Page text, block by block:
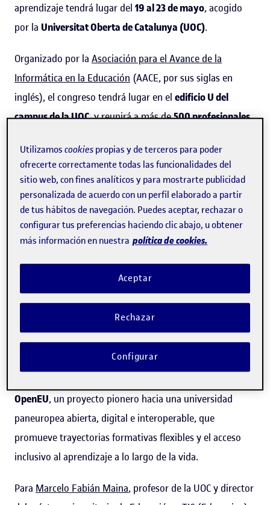
aprendizaje tendrá lugar del 19 al 23 de mayo, acogido
por la Universitat Oberta de Catalunya (UOC).
Organizado por la Asociación para el Avance de la
Informática en la Educación (AACE, por sus siglas en
inglés), el congreso tendrá lugar en el edificio U del
campus de la UOC, y reunirá a más de500 profesionales
en tecnología educativaprocedentes de más de 70
países
. Para Sarah Benson, directora de operaciones de la
AACE, "la UOC ha sido elegida sede de EdMedia 2025 por
su trayectoria pionera en educación digital y su liderazgo
global en innovación y tecnología educativa".
EdMedia 2025cuenta con unprogramacon numerosas y
variadas actividades: presentaciones de investigaciones,
talleres interactivos, exposiciones de proyectos
innovadores y conferencias magistrales. Además de los
ya mencionados, los temas abordados incluirán la
innovación en los métodos de evaluación, la creación de
OpenEU, un proyecto pionero hacia una universidad
paneuropea abierta, digital e interoperable, que
promueve trayectorias formativas flexibles y el acceso
inclusivo al aprendizaje a lo largo de la vida.
Para Marcelo Fabián Maina, profesor de la UOC y director
Utilizamoscookies propias y de terceros para poder
ofrecerte correctamente todas las funcionalidades del
sitio web, con fines analíticos y para mostrarte publicidad
personalizada de acuerdo con un perfil elaborado a partir
de tus hábitos de navegación. Puedes aceptar, rechazar o
configurar tus preferencias haciendo clic abajo, u obtener
más información en nuestra política de cookies.
Rechazar
Aceptar
Configurar